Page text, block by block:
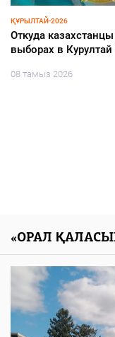
ҚҰРЫЛТАЙ-2026
Откуда
выборах в
08 тамыз 2026
«ОРАЛ